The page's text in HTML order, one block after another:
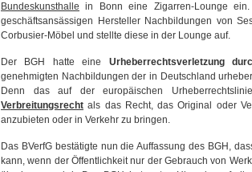
Bundeskunsthalle in Bonn eine Zigarren-Lounge
geschäftsansässigen Hersteller Nachbildungen von
Corbusier-Möbel und stellte diese in der Lounge auf.
Der BGH hatte eine Urheberrechtsverletzung
genehmigten Nachbildungen der in Deutschland
Denn das auf der europäischen
Verbreitungsrecht als das Recht, das Original oder
anzubieten oder in Verkehr zu bringen.
Das BVerfG bestätigte nun die Auffassung des BGH,
kann, wenn der Öffentlichkeit nur der Gebrauch von